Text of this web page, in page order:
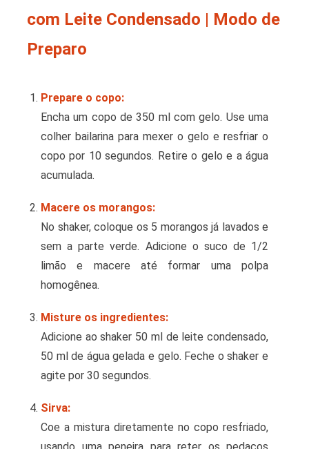
com Leite Condensado | Modo de
Preparo
Prepare o copo:
Encha um copo de 350 ml com gelo. Use uma
colher bailarina para mexer o gelo e resfriar o
copo por 10 segundos. Retire o gelo e a água
acumulada.
Macere os morangos:
No shaker, coloque os 5 morangos já lavados e
sem a parte verde. Adicione o suco de 1/2
limão e macere até formar uma polpa
homogênea.
Misture os ingredientes:
Adicione ao shaker 50 ml de leite condensado,
50 ml de água gelada e gelo. Feche o shaker e
agite por 30 segundos.
Sirva:
Coe a mistura diretamente no copo resfriado,